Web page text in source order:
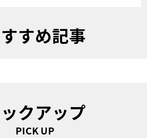
すめ記事
クアップ
PICK UP